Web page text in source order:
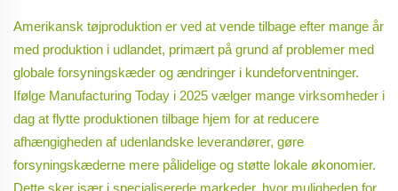
Amerikansk tøjproduktion er ved at vende tilbage efter mange år
med produktion i udlandet, primært på grund af problemer med
globale forsyningskæder og ændringer i kundeforventninger.
Ifølge Manufacturing Today i 2025 vælger mange virksomheder i
dag at flytte produktionen tilbage hjem for at reducere
afhængigheden af udenlandske leverandører, gøre
forsyningskæderne mere pålidelige og støtte lokale økonomier.